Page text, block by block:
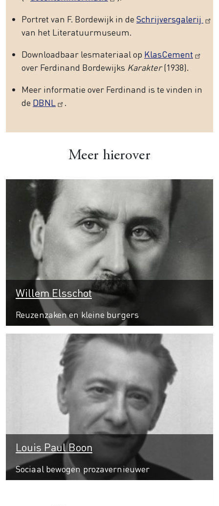
Portret van F. Bordewijk in de Schrijversgalerij
van het Literatuurmuseum.
Downloadbaar lesmateriaal op KlasCement
over Ferdinand Bordewijks Karakter(1938).
Meer informatie over Ferdinand is te vinden in
de DBNL .
Meer hierover
Willem Elsschot
Reuzenzaken en kleine burgers
Louis Paul Boon
Sociaal bewogen prozavernieuwer